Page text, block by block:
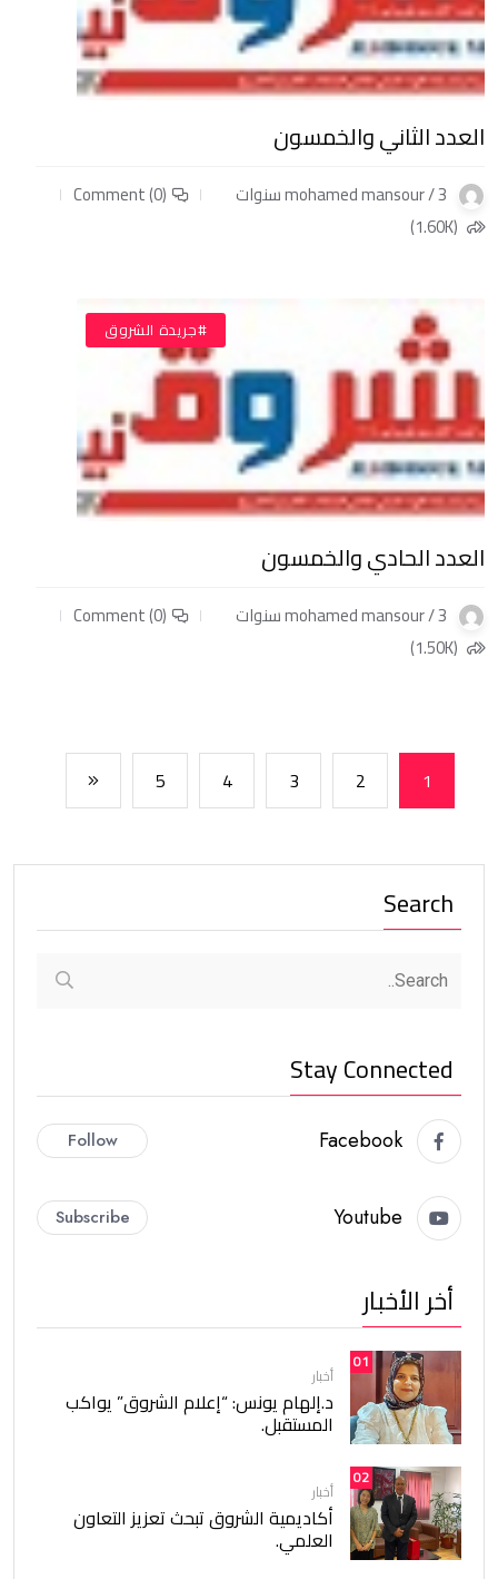
العدد الثاني والخمسون
mohamed mansour / 3 سنوات
Comment (0)
(1.60K)
#جريدة الشروق
العدد الحادي والخمسون
mohamed mansour / 3 سنوات
Comment (0)
(1.50K)
1
2
3
4
5
Search
Stay Connected
Facebook
Follow
Youtube
Subscribe
أخر الأخبار
01
أخبار
د.إلهام يونس: “إعلام الشروق” يواكب
المستقبل.
02
أخبار
أكاديمية الشروق تبحث تعزيز التعاون
العلمي.